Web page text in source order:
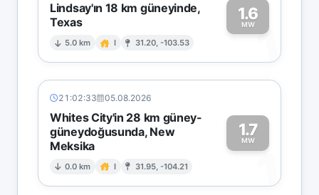
Lindsay'ın 18 km güneyinde,
Texas
5.0 km I 31.20, -103.53
1.6
MW1
21:02:33 05.08.2026
Whites City'in 28 km güney-
güneydoğusunda, New
Meksika
0.0 km I 31.95, -104.21
1.7
MW
1